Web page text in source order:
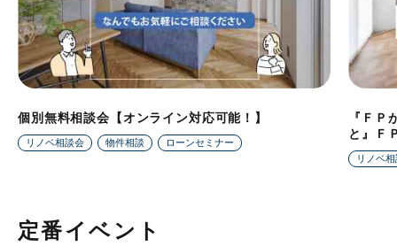
個別無料相談会【オンライン対応可能！】
リノベ相談会 物件相談 ローンセミナー
『ＦＰ
と』Ｆ
リノベ
定番イベント